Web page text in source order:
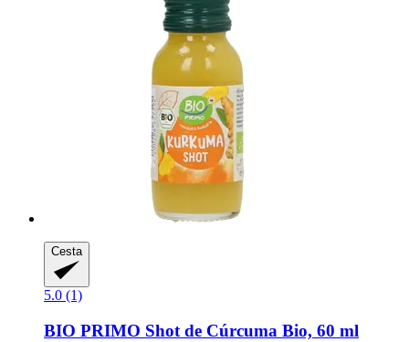
Cesta
5.0 (1)
BIO PRIMO Shot de Cúrcuma Bio, 60 ml